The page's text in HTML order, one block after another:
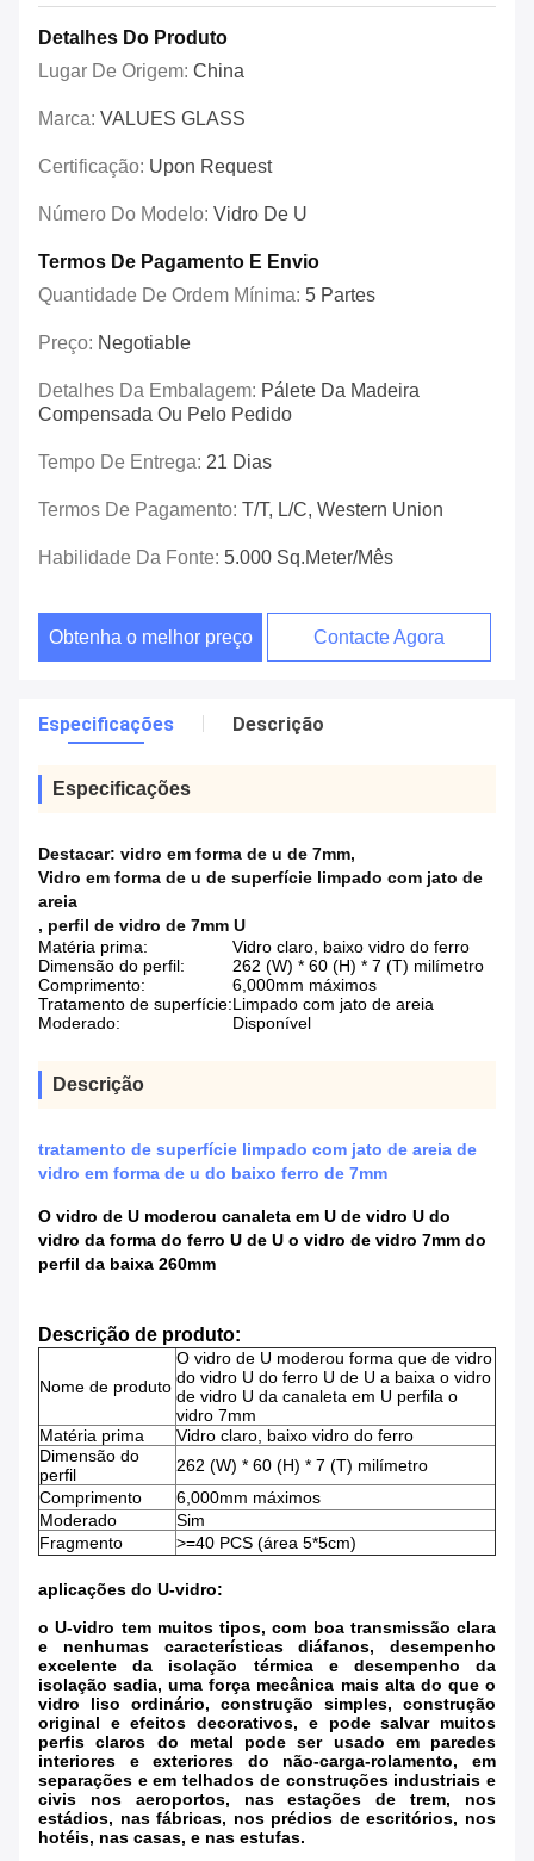
Detalhes Do Produto
Lugar De Origem: China
Marca: VALUES GLASS
Certificação: Upon Request
Número Do Modelo: Vidro De U
Termos De Pagamento E Envio
Quantidade De Ordem Mínima: 5 Partes
Preço: Negotiable
Detalhes Da Embalagem: Pálete Da Madeira
Compensada Ou Pelo Pedido
Tempo De Entrega: 21 Dias
Termos De Pagamento: T/T, L/C, Western Union
Habilidade Da Fonte: 5.000 Sq.meter/mês
Obtenha o melhor preço Contacte Agora
Especificações Descrição
Especificações
Destacar: vidro em forma de u de 7mm,
Vidro em forma de u de superfície limpado com jato de
areia
, perfil de vidro de 7mm U
Matéria prima:
Vidro claro, baixo vidro do ferro
Dimensão do perfil:
262 (W) * 60 (H) * 7 (T) milímetro
Comprimento:
6,000mm máximos
Tratamento de superfície:Limpado com jato de areia
Moderado:
Disponível
Descrição
tratamento de superfície limpado com jato de areia de
vidro em forma de u do baixo ferro de 7mm
O vidro de U moderou canaleta em U de vidro U do
vidro da forma do ferro U de U o vidro de vidro 7mm do
perfil da baixa 260mm
Descrição de produto:
Nome de produto
O vidro de U moderou forma que de vidro
do vidro U do ferro U de U a baixa o vidro
de vidro U da canaleta em U perfila o
vidro 7mm
Matéria prima
Vidro claro, baixo vidro do ferro
Dimensão do
perfil
262 (W) * 60 (H) * 7 (T) milímetro
Comprimento
6,000mm máximos
Moderado
Sim
Fragmento
>=40 PCS (área 5*5cm)
aplicações do U-vidro:
o U-vidro tem muitos tipos, com boa transmissão clara
e nenhumas características diáfanos, desempenho
excelente da isolação térmica e desempenho da
isolação sadia, uma força mecânica mais alta do que o
vidro liso ordinário, construção simples, construção
original e efeitos decorativos, e pode salvar muitos
perfis claros do metal pode ser usado em paredes
interiores e exteriores do não-carga-rolamento, em
separações e em telhados de construções industriais e
civis nos aeroportos, nas estações de trem, nos
estádios, nas fábricas, nos prédios de escritórios, nos
hotéis, nas casas, e nas estufas.